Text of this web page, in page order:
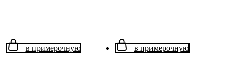
в примерочную в примерочную